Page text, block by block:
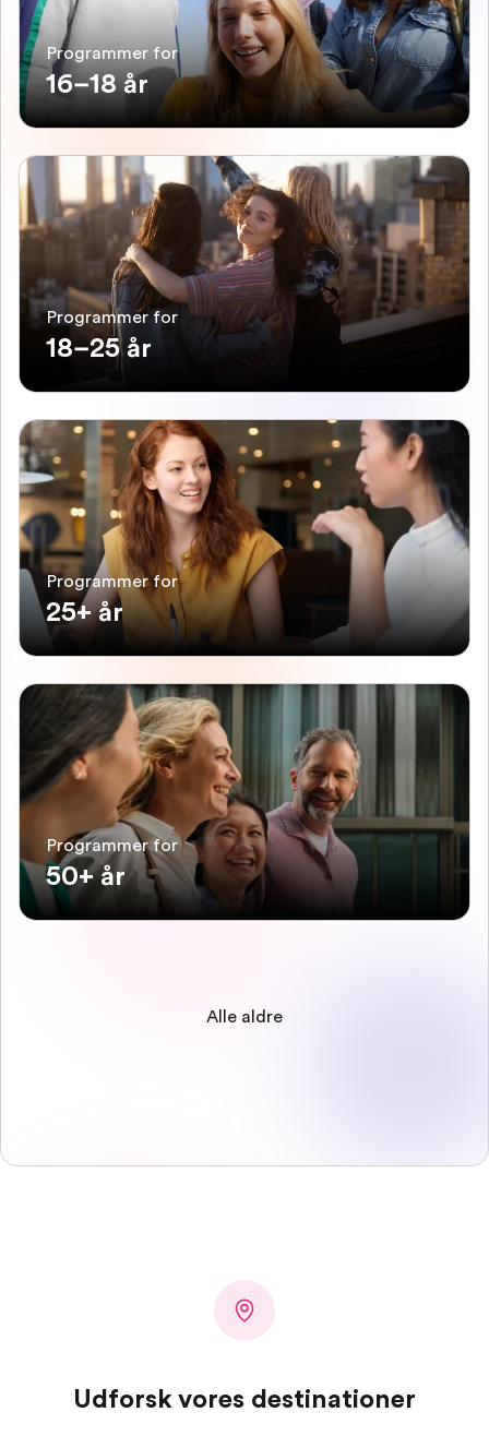
Programmer for
16–18 år
Programmer for
18–25 år
Programmer for
25+ år
Programmer for
50+ år
Alle aldre
Udforsk vores destinationer